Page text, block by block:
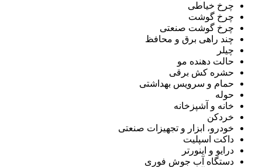
چرخ خیاطی
چرخ گوشت
چرخ گوشت صنعتی
چند راهی برق و محافظ
چیلر
حالت دهنده مو
حشره کش برقی
حمام و سرویس بهداشتی
حوله
خانه و آشپزخانه
خردکن
خودرو، ابزار و تجهیزات صنعتی
داکت اسپلیت
درایو و اینورتر
دستگاه آب جوش فوری